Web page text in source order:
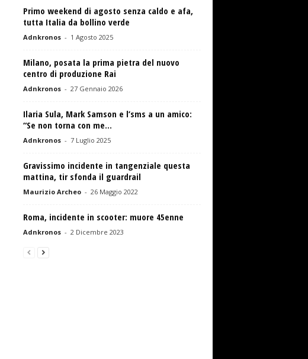
Primo weekend di agosto senza caldo e afa,
tutta Italia da bollino verde
Adnkronos - 1 Agosto 2025
Milano, posata la prima pietra del nuovo
centro di produzione Rai
Adnkronos - 27 Gennaio 2026
Ilaria Sula, Mark Samson e l’sms a un amico:
“Se non torna con me...
Adnkronos - 7 Luglio 2025
Gravissimo incidente in tangenziale questa
mattina, tir sfonda il guardrail
Maurizio Archeo - 26 Maggio 2022
Roma, incidente in scooter: muore 45enne
Adnkronos - 2 Dicembre 2023